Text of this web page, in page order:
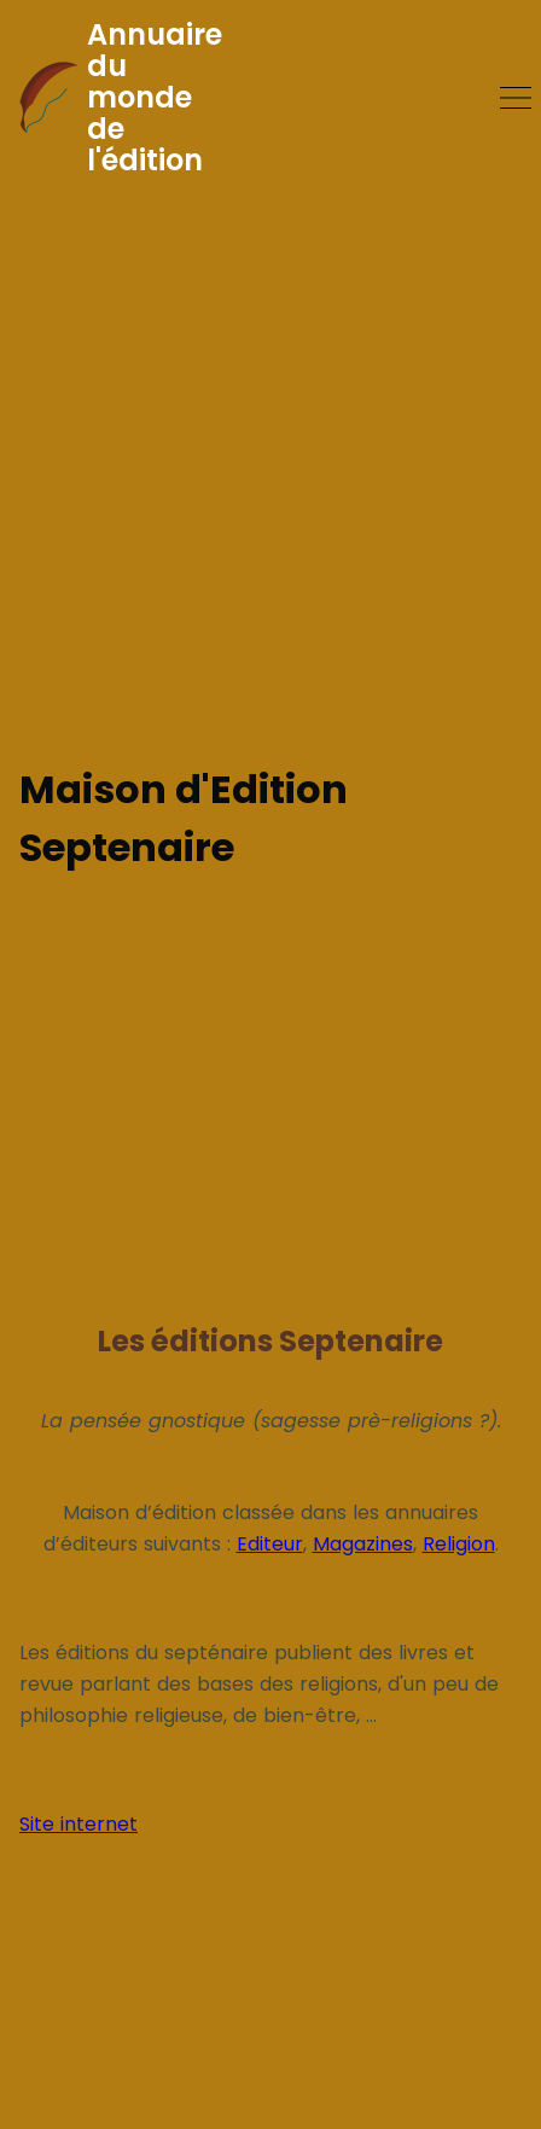
Skip
to
Content
Annuaire
du
monde
de
l'édition
Maison d'Edition
Septenaire
Les éditions Septenaire
La pensée gnostique (sagesse prè-religions ?).
Maison d’édition classée dans les annuaires
d’éditeurs suivants : Editeur, Magazines, Religion.
Les éditions du septénaire publient des livres et
revue parlant des bases des religions, d'un peu de
philosophie religieuse, de bien-être, ...
Site internet